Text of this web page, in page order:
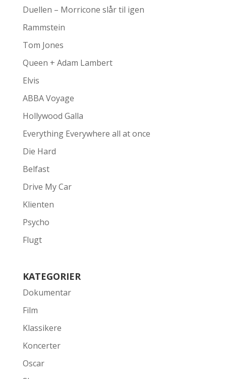
Duellen – Morricone slår til igen
Rammstein
Tom Jones
Queen + Adam Lambert
Elvis
ABBA Voyage
Hollywood Galla
Everything Everywhere all at once
Die Hard
Belfast
Drive My Car
Klienten
Psycho
Flugt
KATEGORIER
Dokumentar
Film
Klassikere
Koncerter
Oscar